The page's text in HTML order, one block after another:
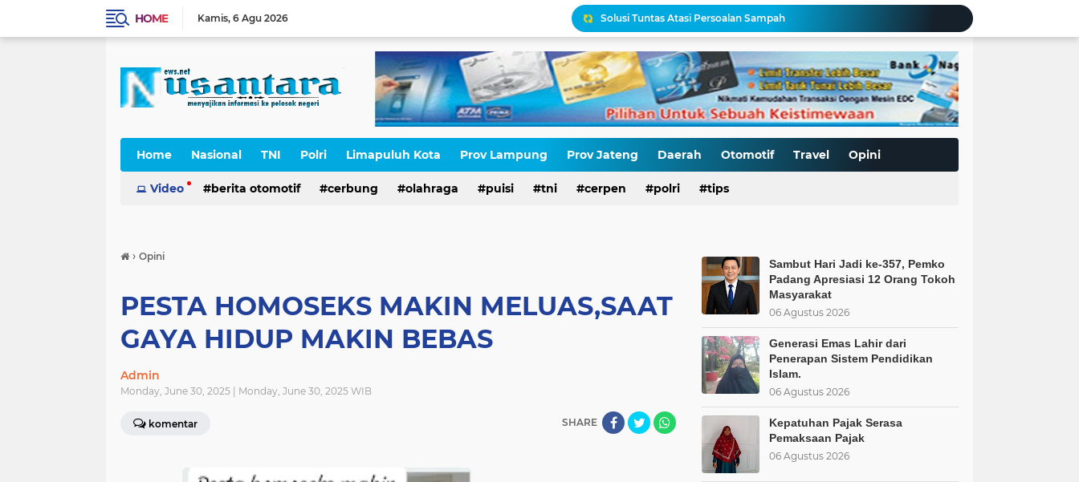
HOME Kamis 6 Agu 2026
Menyoal Tembok Zionis Israel
Kodim 0306/50 Kota Libatkan BNN dalam Program TMMD Ke-129 untuk Cegah Penyalahgunaan Narkoba
Edukasi Profil dan Lokasi Usaha di Google Maps bagi UMKM Mangallekana
Edukasi Pembuatan QRIS bagi UMKM di Mangallekana
Sambut Hari Jadi ke-357, Pemko Padang Apresiasi 12 Orang Tokoh Masyarakat
Kepatuhan Pajak Serasa Pemaksaan Pajak
Seragam untuk Pajak: Saat Negara Tak Lagi Percaya Rakyatnya
Pengelolaan Sampah Makin Efisien, Dosen Ilmu Komputer UPER Kembangkan Netrash
Solusi Tuntas Atasi Persoalan Sampah
Home Nasional TNI Polri Limapuluh Kota Prov Lampung Prov Jateng Daerah Otomotif Travel Opini
Cerpen
Video berita otomotif cerbung olahraga puisi tni cerpen polri tips
› Opini
PESTA HOMOSEKS MAKIN MELUAS,SAAT
GAYA HIDUP MAKIN BEBAS
Admin
Monday, June 30, 2025 | Monday, June 30, 2025 WIB
komentar SHARE
Sambut Hari Jadi ke-357, Pemko
Padang Apresiasi 12 Orang Tokoh
Masyarakat
06 Agustus 2026
Generasi Emas Lahir dari
Penerapan Sistem Pendidikan
Islam.
06 Agustus 2026
Kepatuhan Pajak Serasa
Pemaksaan Pajak
06 Agustus 2026